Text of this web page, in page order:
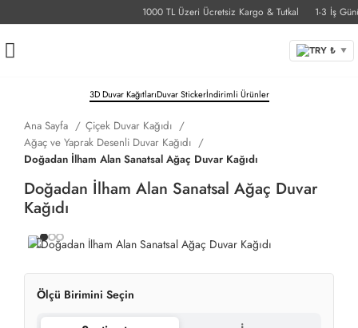
1000 TL Üzeri Ücretsiz Kargo & Tutkal 1-3 İş Günü
TRY ₺ ▼
3D Duvar KağıtlarıDuvar Stickerİndirimli Ürünler
Ana Sayfa
Çiçek Duvar Kağıdı
Ağaç ve Yaprak Desenli Duvar Kağıdı
Doğadan İlham Alan Sanatsal Ağaç Duvar Kağıdı
Doğadan İlham Alan Sanatsal Ağaç Duvar
Kağıdı
Ölçü Birimini Seçin